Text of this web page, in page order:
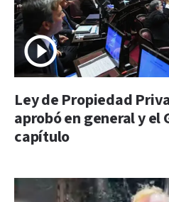
Ley de Propiedad
aprobó en general y el
capítulo